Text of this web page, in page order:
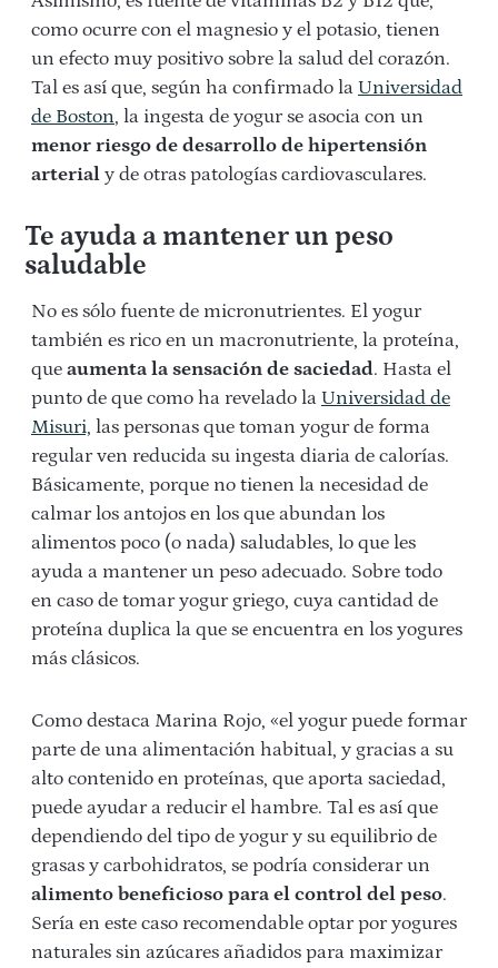
como ocurre con el magnesio y el potasio, tienen
un efecto muy positivo sobre la salud del corazón.
Tal es así que, según ha confirmado la Universidad
de Boston, la ingesta de yogur se asocia con un
menor riesgo de desarrollo de hipertensión
arterial y de otras patologías cardiovasculares.
Te ayuda a mantener un peso
saludable
No es sólo fuente de micronutrientes. El yogur
también es rico en un macronutriente, la proteína,
que aumenta la sensación de saciedad. Hasta el
punto de que como ha revelado la Universidad de
Misuri, las personas que toman yogur de forma
regular ven reducida su ingesta diaria de calorías.
Básicamente, porque no tienen la necesidad de
calmar los antojos en los que abundan los
alimentos poco (o nada) saludables, lo que les
ayuda a mantener un peso adecuado. Sobre todo
en caso de tomar yogur griego, cuya cantidad de
proteína duplica la que se encuentra en los yogures
más clásicos.
Como destaca Marina Rojo, «el yogur puede formar
parte de una alimentación habitual, y gracias a su
alto contenido en proteínas, que aporta saciedad,
puede ayudar a reducir el hambre. Tal es así que
dependiendo del tipo de yogur y su equilibrio de
grasas y carbohidratos, se podría considerar un
alimento beneficioso para el control del peso.
Sería en este caso recomendable optar por yogures
naturales sin azúcares añadidos para maximizar